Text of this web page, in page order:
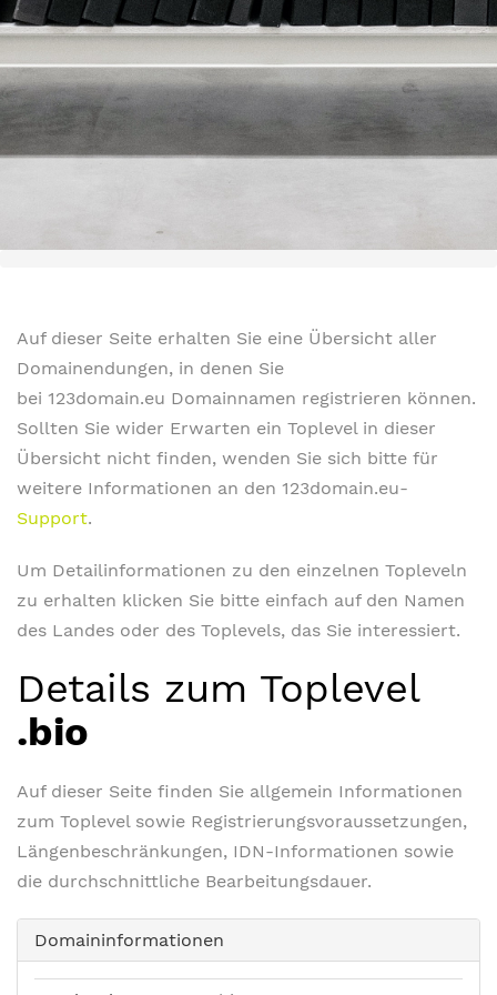
Auf dieser Seite erhalten Sie eine Übersicht aller
Domainendungen, in denen Sie
bei 123domain.eu Domainnamen registrieren können.
Sollten Sie wider Erwarten ein Toplevel in dieser
Übersicht nicht finden, wenden Sie sich bitte für
weitere Informationen an den 123domain.eu-
Support.
Um Detailinformationen zu den einzelnen Topleveln
zu erhalten klicken Sie bitte einfach auf den Namen
des Landes oder des Toplevels, das Sie interessiert.
Details zum Toplevel
.bio
Auf dieser Seite finden Sie allgemein Informationen
zum Toplevel sowie Registrierungsvoraussetzungen,
Längenbeschränkungen, IDN-Informationen sowie
die durchschnittliche Bearbeitungsdauer.
Domaininformationen